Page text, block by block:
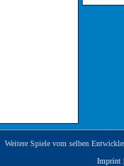
Weitere Spiele vom selben
Imprint